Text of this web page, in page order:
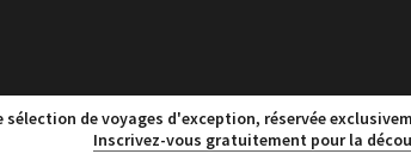
sélection de voyages d'exception, réservée
Inscrivez-vous gratuitement pour la